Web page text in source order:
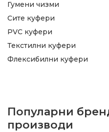
Гумени чизми
Сите куфери
PVC куфери
Текстилни куфери
Флексибилни куфери
Популарни
производи